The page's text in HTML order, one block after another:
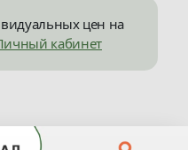
цен на
кабинет